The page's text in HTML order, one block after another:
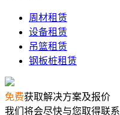
周材租赁
设备租赁
吊篮租赁
钢板桩租赁
免费获取解决方案及报价
我们将会尽快与您取得联系